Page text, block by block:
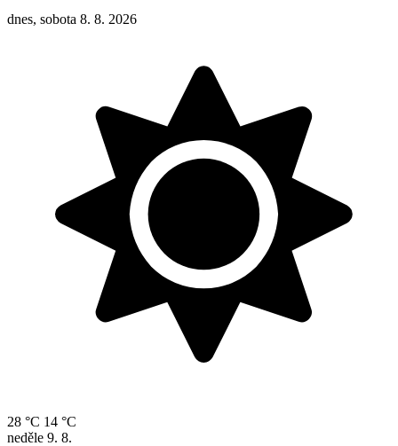
dnes, sobota 8. 8. 2026
28 °C 14 °C
neděle 9. 8.